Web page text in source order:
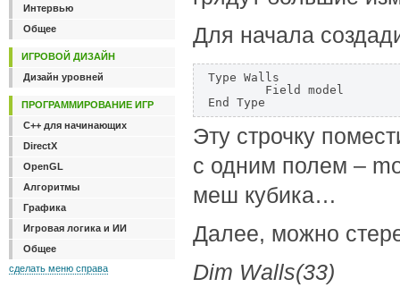
Для начала
Type Walls
End Type
Эту строчку
с одним полем –
меш кубика…
Далее, можно
Dim Walls(33)
Интервью
Общее
ИГРОВОЙ ДИЗАЙН
Дизайн уровней
ПРОГРАММИРОВАНИЕ ИГР
C++ для начинающих
DirectX
OpenGL
Алгоритмы
Графика
Игровая логика и ИИ
Общее
сделать меню справа